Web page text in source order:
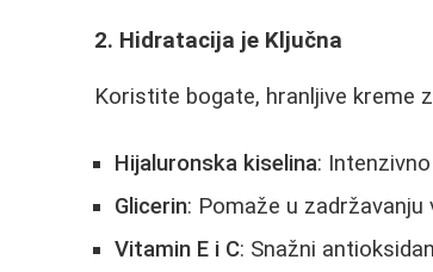
2. Hidratacija je Ključna
Koristite bogate, hranljive kreme
Hijaluronska kiselina:
Glicerin: Pomaže u zadržavanju
Vitamin E i C: Snažni